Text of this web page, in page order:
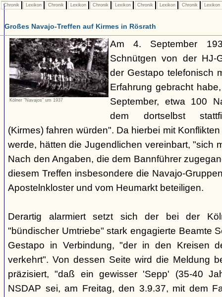
Chronik Lexikon Chronik Lexikon Chronik Lexikon Chronik Lexikon Chronik Lexikon
Großes Navajo-Treffen auf Kirmes in Rösrath
Kölner "Navajos" um 1937
Am 4. September
Schnütgen von der HJ-
der Gestapo telefonisch
Erfahrung gebracht
September, etwa 100
dem dortselbst
(Kirmes) fahren würden". Da hierbei mit
werde, hätten die Jugendlichen vereinbart, "sich
Nach den Angaben, die dem Bannführer
diesem Treffen insbesondere die Navajo-
Apostelnkloster und vom Heumarkt beteiligen.
Derartig alarmiert setzt sich der bei der
"bündischer Umtriebe" stark engagierte Beamte
Gestapo in Verbindung, "der in den Kreisen
verkehrt". Von dessen Seite wird die Meldung
präzisiert, "daß ein gewisser 'Sepp' (35-40
NSDAP sei, am Freitag, den 3.9.37, mit dem